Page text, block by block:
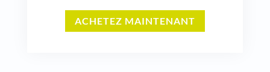
ACHETEZ MAINTENANT